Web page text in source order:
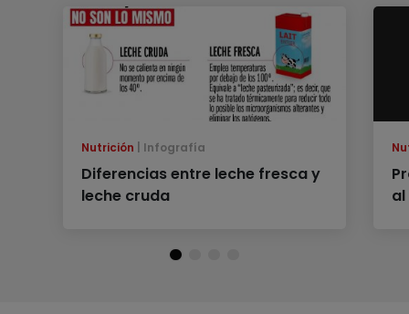
Nutrición Infografía
Diferencias entre leche fresca y
leche cruda